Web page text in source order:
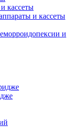
кассеты
и кассеты
и